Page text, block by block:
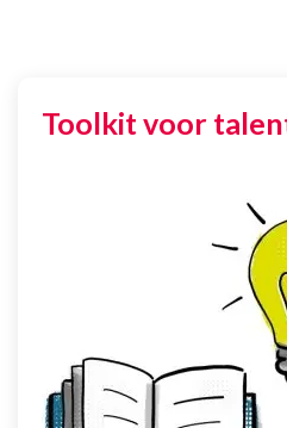
Toolkit voor